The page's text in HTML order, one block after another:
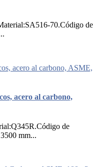
70.Código de
acero al carbono,
de
mm...